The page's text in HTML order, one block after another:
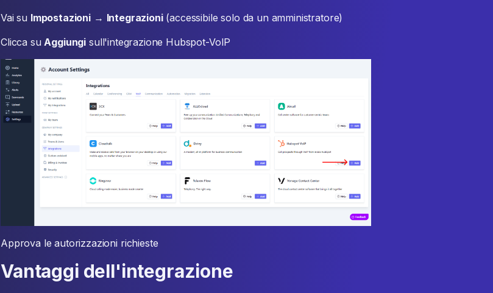
Vai su Impostazioni→ Integrazioni(accessibile solo da un amministratore)
Clicca suAggiungi sull'integrazione Hubspot-VoIP
Approva le autorizzazioni richieste
Vantaggi dell'integrazione